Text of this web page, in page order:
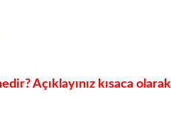
Açıklayınız kısaca